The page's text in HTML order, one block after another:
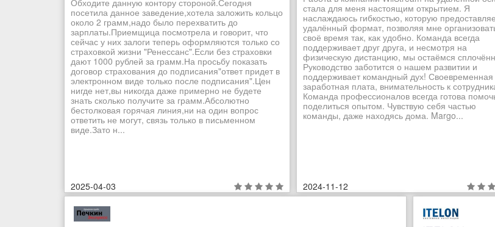
Обходите данную контору стороной.Сегодня
посетила данное заведение,хотела заложить кольцо
около 2 грамм,надо было перехватить до
зарплаты.Приемщица посмотрела и говорит, что
сейчас у них залоги теперь оформляются только со
страховкой жизни "Ренессанс".Если без страховки
дают 1000 рублей за грамм.На просьбу показать
договор страхования до подписания"ответ придет в
электронном виде только после подписания".Цен
нигде нет,вы никогда даже примерно не будете
знать сколько получите за грамм.Абсолютно
бестолковая горячая линия,ни на один вопрос
ответить не могут, связь только в письменном
виде.Зато н...
2025-04-03
стала для меня настоящим открытием. Я
наслаждаюсь гибкостью, которую
удалённый формат, позволяя мне
своё время так, как удобно. Команда всегда
поддерживает друг друга, и несмотря на
физическую дистанцию, мы остаёмся
Руководство заботится о нашем развитии и
поддерживает командный дух! Своевременная
заработная плата, внимательность к
Команда профессионалов всегда готова
поделиться опытом. Чувствую себя частью
команды, даже находясь дома. Margo...
2024-11-12